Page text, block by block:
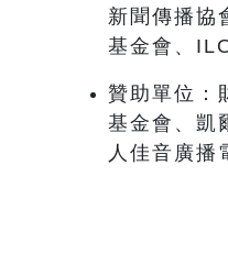
新聞傳播協
基金會、
贊助單位：
基金會、凱
人佳音廣播